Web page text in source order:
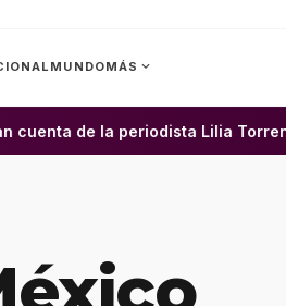
MUNDOMÁS expand_more
de la periodista Lilia